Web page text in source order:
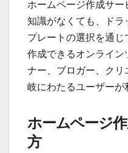
ホームページ作成サ
知識がなくても、ド
プレートの選択を通
作成できるオンライン
ナー、ブロガー、クリ
岐にわたるユーザーが
ホームページ
方